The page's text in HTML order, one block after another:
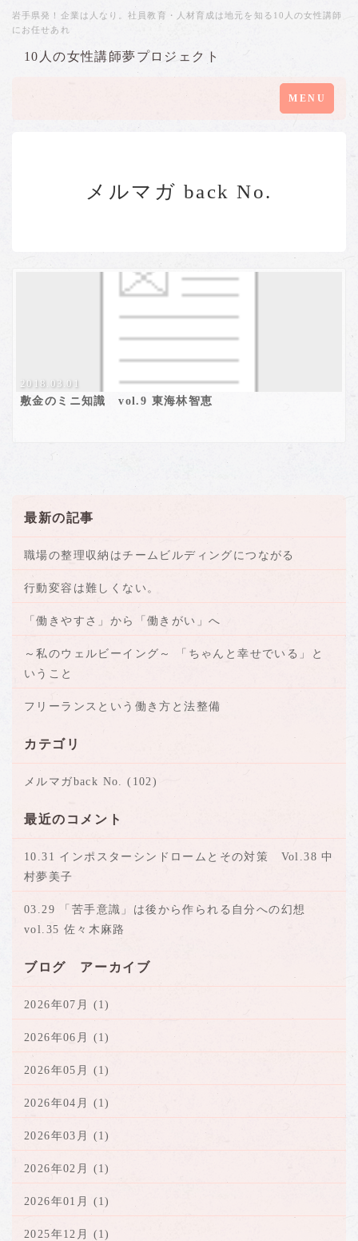
岩手県発！企業は人なり。社員教育・人材育成は地元を知る10人の女性講師
にお任せあれ
10人の女性講師夢プロジェクト
Toggle
navigation
MENU
メルマガ back No.
2018.03.01
敷金のミニ知識 vol.9 東海林智恵
最新の記事
職場の整理収納はチームビルディングにつながる
行動変容は難しくない。
「働きやすさ」から「働きがい」へ
～私のウェルビーイング～ 「ちゃんと幸せでいる」と
いうこと
フリーランスという働き方と法整備
カテゴリ
メルマガback No. (102)
最近のコメント
10.31 インポスターシンドロームとその対策 Vol.38 中
村夢美子
03.29 「苦手意識」は後から作られる自分への幻想
vol.35 佐々木麻路
ブログ アーカイブ
2026年07月 (1)
2026年06月 (1)
2026年05月 (1)
2026年04月 (1)
2026年03月 (1)
2026年02月 (1)
2026年01月 (1)
2025年12月 (1)